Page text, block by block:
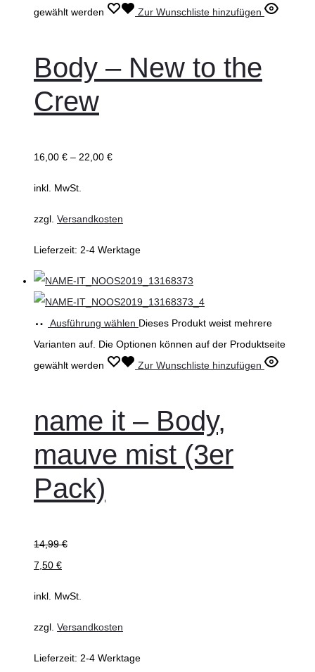
gewählt werden
Zur Wunschliste hinzufügen
Body – New to the
Crew
16,00 € – 22,00 €
inkl. MwSt.
zzgl. Versandkosten
Lieferzeit: 2-4 Werktage
Ausführung wählen Dieses Produkt weist mehrere
Varianten auf. Die Optionen können auf der Produktseite
gewählt werden
Zur Wunschliste hinzufügen
name it – Body,
mauve mist (3er
Pack)
14,99€
7,50 €
inkl. MwSt.
zzgl. Versandkosten
Lieferzeit: 2-4 Werktage